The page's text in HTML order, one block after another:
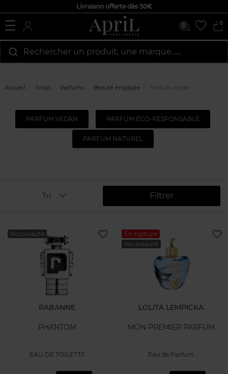
Livraison offerte dès 50€
0
Rechercher un produit, une marque…...
Accueil Shop Parfums Beauté engagée Parfum vegan
PARFUM VEGAN PARFUM ÉCO-RESPONSABLE
PARFUM NATUREL
Filtrer
Tri
Nouveauté
RABANNE
PHANTOM
EAU DE TOILETTE
En rupture
Nouveauté
LOLITA LEMPICKA
MON PREMIER PARFUM
Eau de Parfum